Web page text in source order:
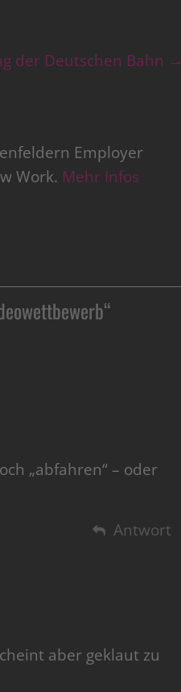
der Deutschen Bahn →
Employer
Work. Mehr Infos
“
„abfahren“ – oder
Antwort
aber geklaut zu